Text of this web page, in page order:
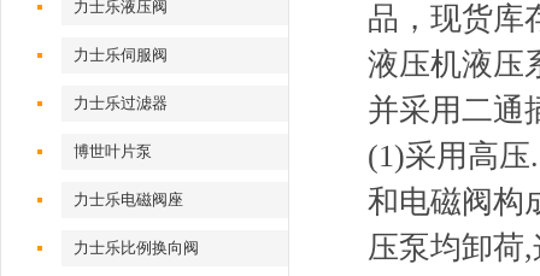
力士乐液压阀
力士乐伺服阀
力士乐过滤器
博世叶片泵
力士乐电磁阀座
力士乐比例换向阀
品，现货库
液压机液压
并采用二通
(1)采用高
和电磁阀构
压泵均卸荷